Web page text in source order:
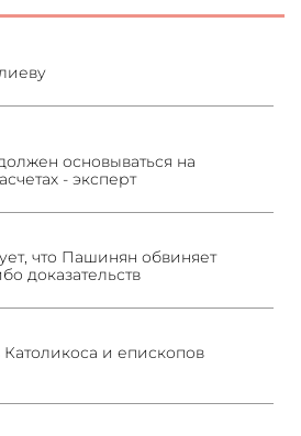
основываться на
- эксперт
что Пашинян обвиняет
доказательств
и епископов